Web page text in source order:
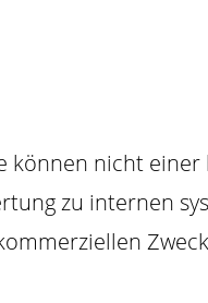
können nicht
zu internen